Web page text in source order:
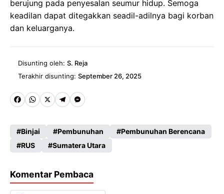
berujung pada penyesalan seumur hidup. Semoga
keadilan dapat ditegakkan seadil-adilnya bagi korban
dan keluarganya.
Disunting oleh: S. Reja
Terakhir disunting: September 26, 2025
Fa
b
o
k
W
ts
A
p
X
Te
gr
a
M
se
n
er
Binjai Pembunuhan
Pembunuhan Berencana
RUS
Sumatera Utara
Komentar Pembaca